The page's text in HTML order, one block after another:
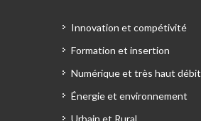
Innovation et compétivité
Formation et insertion
Numérique et très haut débit
Énergie et environnement
Urbain et Rural